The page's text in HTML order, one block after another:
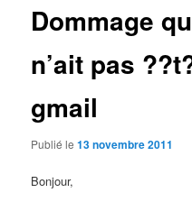
Dommage
n’ait pas
gmail
Publié le13 novembre 2011
Bonjour,